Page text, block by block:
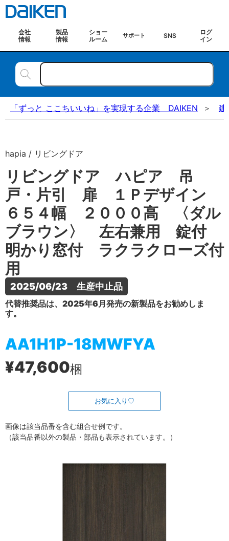
会社
情報
製品
情報
ショー
ルーム
サポート SNS
ログ
イン
「ずっと ここちいいね」を実現する企業 DAIKEN 建
hapia / リビングドア
リビングドア ハピア 吊
戸・片引 扉 １Ｐデザイン
６５４幅 ２０００高 〈ダル
ブラウン〉 左右兼用 錠付
明かり窓付 ラクラクローズ付
用
2025/06/23　生産中止品
代替推奨品は、2025年6月発売の新製品をお勧めしま
す。
AA1H1P-18MWFYA
¥47,600梱
お気に入り
画像は該当品番を含む組合せ例です。
（該当品番以外の製品・部品も表示されています。）